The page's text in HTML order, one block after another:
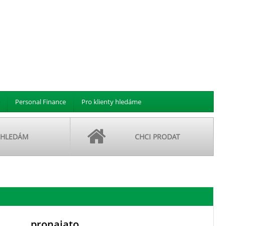
Personal Finance Pro klienty hledáme
HLEDÁM CHCI PRODAT